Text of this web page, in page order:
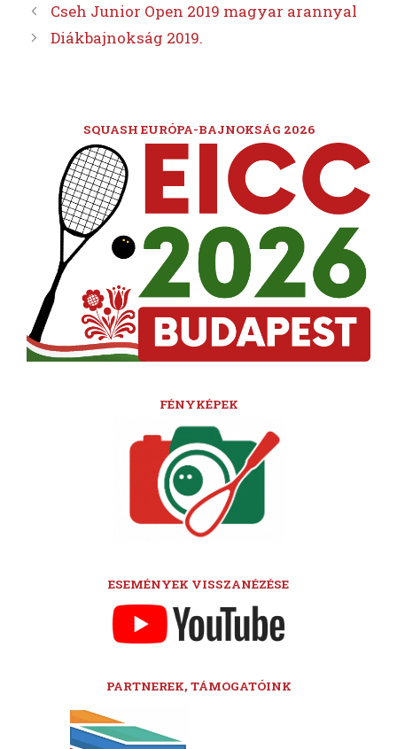
Cseh Junior Open 2019 magyar arannyal
Diákbajnokság 2019.
SQUASH EURÓPA-BAJNOKSÁG 2026
FÉNYKÉPEK
ESEMÉNYEK VISSZANÉZÉSE
PARTNEREK, TÁMOGATÓINK